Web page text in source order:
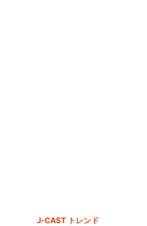
J-CAST トレンド